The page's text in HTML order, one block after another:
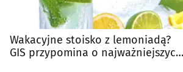
Wakacyjne stoisko z lemoniadą?
GIS przypomina o najważniejszych